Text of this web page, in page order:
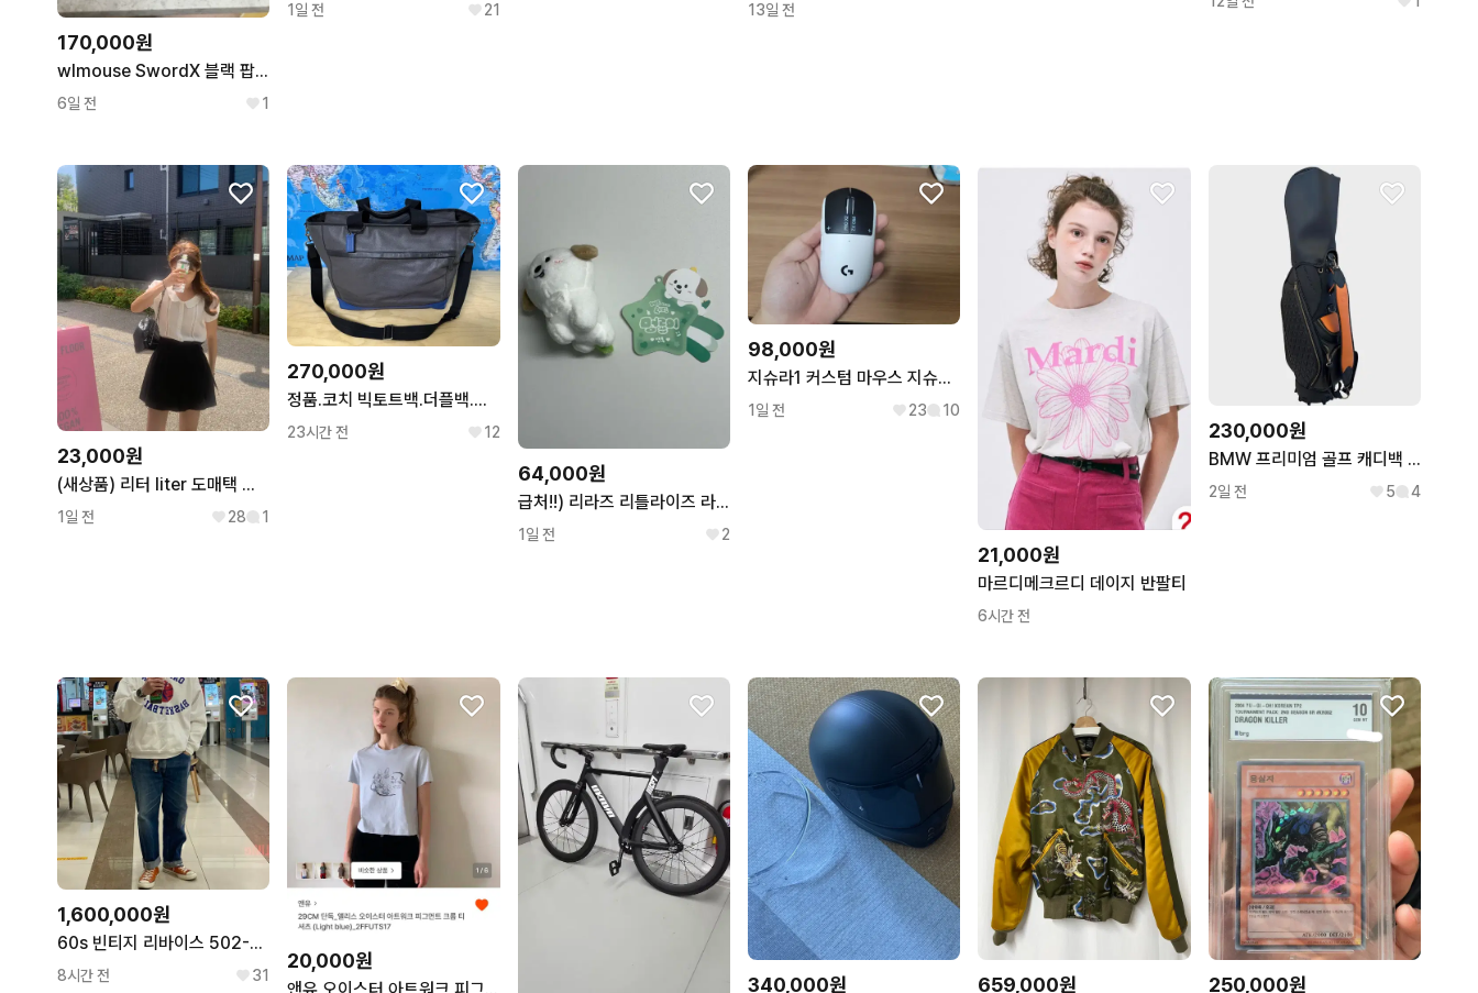
170,000원
wlmouse SwordX 블랙 팝니다
6일 전 1
1일 전 21 13일 전
23,000원
(새상품) 리터 liter 도매택 프렌치 스커트팬츠 치마바지 블랙
1일 전 28 1
270,000원
정품.코치 빅토트백.더플백.보스턴백.골프백.여행가방
23시간 전 12
64,000원
급처!!) 리라즈 리틀라이즈 라이즈파크 멍룡이 8cm
1일 전 2
98,000원
지슈라1 커스텀 마우스 지슈스 PRO X2 SUPERSTRIKE
1일 전 23 10
21,000원
마르디메크르디 데이지 반팔티
6시간 전
230,000원
BMW 프리미엄 골프 캐디백 블랙꼬냑
2일 전 5 4
1,600,000원
60s 빈티지 리바이스 502-0117
8시간 전 31
20,000원
340,000원 659,000원 250,000원